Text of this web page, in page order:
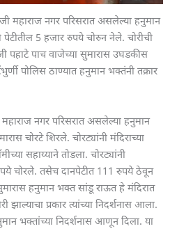
महाराज नगर परिसरात असलेल्या हनुमान
पेटीतील 5 हजार रुपये चोरुन नेले. चोरीची
पहाटे पाच वाजेच्या सुमारास उघडकीस
पोलिस ठाण्यात हनुमान भक्तंनी तक्रार
महाराज नगर परिसरात असलेल्या हनुमान
चोरटे शिरले. चोरट्यांनी मंदिराच्या
सहाय्याने तोडला. चोरट्यांनी
चोरले. तसेच दानपेटीत 111 रुपये ठेवून
हनुमान भक्त सांडू राऊत हे मंदिरात
झाल्याचा प्रकार त्यांच्या निदर्शनास आला.
भक्तांच्या निदर्शनास आणून दिला. या